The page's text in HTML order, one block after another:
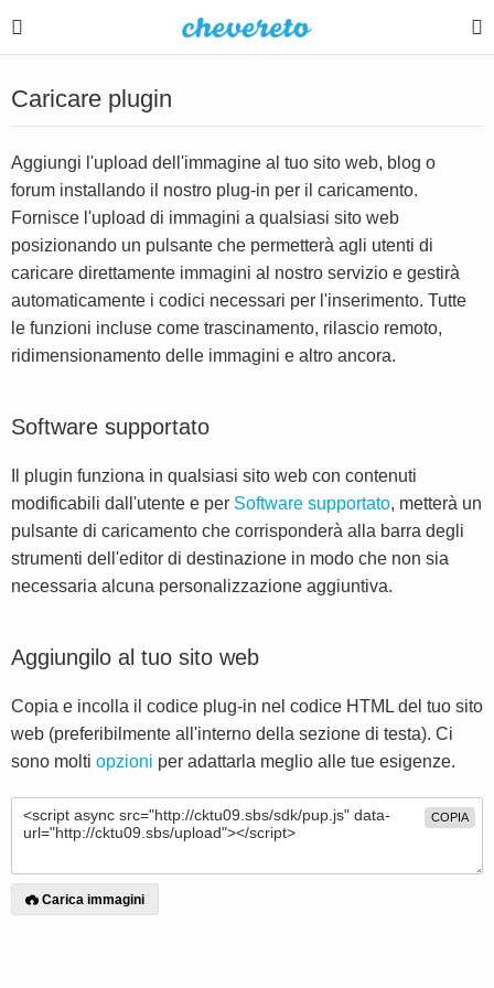
Caricare plugin
Aggiungi l'upload dell'immagine al tuo sito web, blog o
forum installando il nostro plug-in per il caricamento.
Fornisce l'upload di immagini a qualsiasi sito web
posizionando un pulsante che permetterà agli utenti di
caricare direttamente immagini al nostro servizio e gestirà
automaticamente i codici necessari per l'inserimento. Tutte
le funzioni incluse come trascinamento, rilascio remoto,
ridimensionamento delle immagini e altro ancora.
Software supportato
Il plugin funziona in qualsiasi sito web con contenuti
modificabili dall'utente e per Software supportato, metterà un
pulsante di caricamento che corrisponderà alla barra degli
strumenti dell'editor di destinazione in modo che non sia
necessaria alcuna personalizzazione aggiuntiva.
Aggiungilo al tuo sito web
Copia e incolla il codice plug-in nel codice HTML del tuo sito
web (preferibilmente all'interno della sezione di testa). Ci
sono molti opzioni per adattarla meglio alle tue esigenze.
COPIA
Carica immagini